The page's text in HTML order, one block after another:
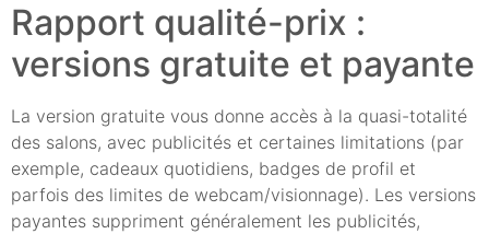
Rapport qualité-prix :
versions gratuite et payante
La version gratuite vous donne accès à la quasi-totalité
des salons, avec publicités et certaines limitations (par
exemple, cadeaux quotidiens, badges de profil et
parfois des limites de webcam/visionnage). Les versions
payantes suppriment généralement les publicités,